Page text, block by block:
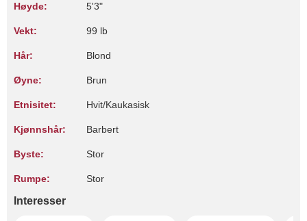
Høyde: 5'3"
Vekt: 99 lb
Hår: Blond
Øyne: Brun
Etnisitet: Hvit/Kaukasisk
Kjønnshår: Barbert
Byste: Stor
Rumpe: Stor
Interesser